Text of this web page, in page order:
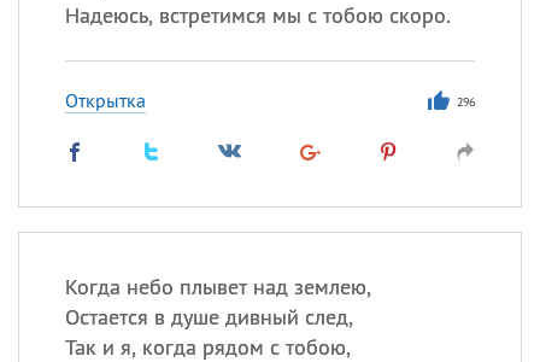
Надеюсь, встретимся мы с тобою скоро.
Открытка 296
Когда небо плывет над землею,
Остается в душе дивный след,
Так и я, когда рядом с тобою,